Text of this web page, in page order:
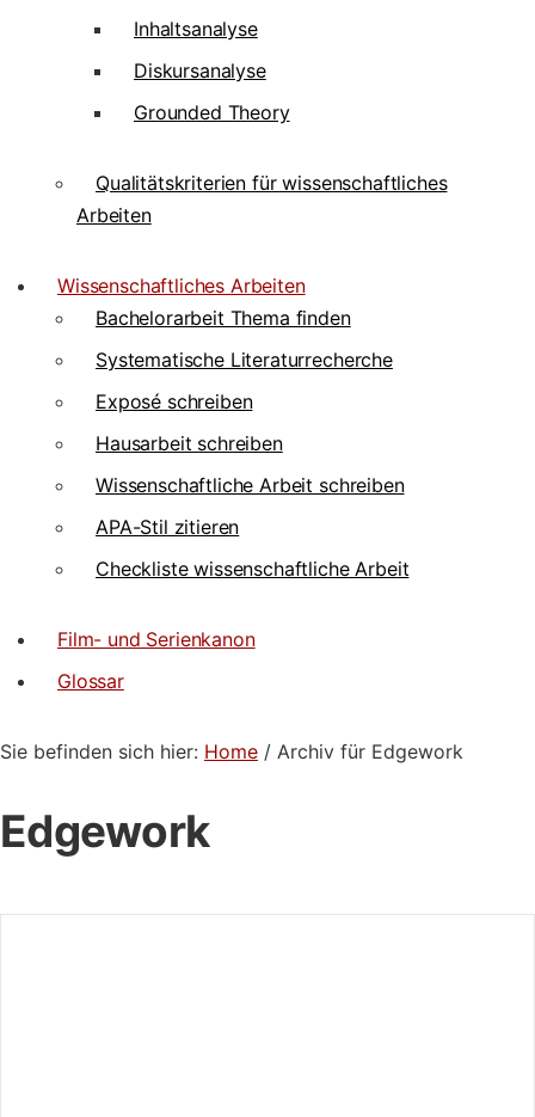
Inhaltsanalyse
Diskursanalyse
Grounded Theory
Qualitätskriterien für wissenschaftliches
Arbeiten
Wissenschaftliches Arbeiten
Bachelorarbeit Thema finden
Systematische Literaturrecherche
Exposé schreiben
Hausarbeit schreiben
Wissenschaftliche Arbeit schreiben
APA-Stil zitieren
Checkliste wissenschaftliche Arbeit
Film- und Serienkanon
Glossar
Sie befinden sich hier: Home / Archiv für Edgework
Edgework